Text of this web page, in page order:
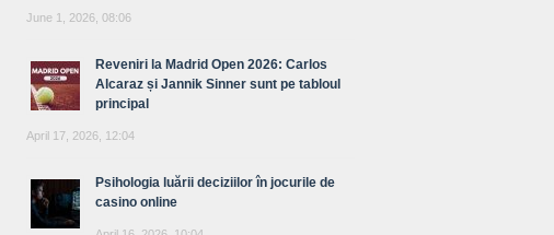
June 1, 2026, 08:06
Reveniri la Madrid Open 2026: Carlos
Alcaraz și Jannik Sinner sunt pe tabloul
principal
April 17, 2026, 12:04
Psihologia luării deciziilor în jocurile de
casino online